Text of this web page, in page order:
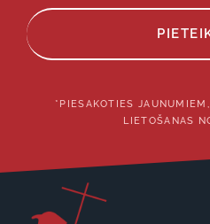
*PIESAKOTIES
LIETOŠANAS